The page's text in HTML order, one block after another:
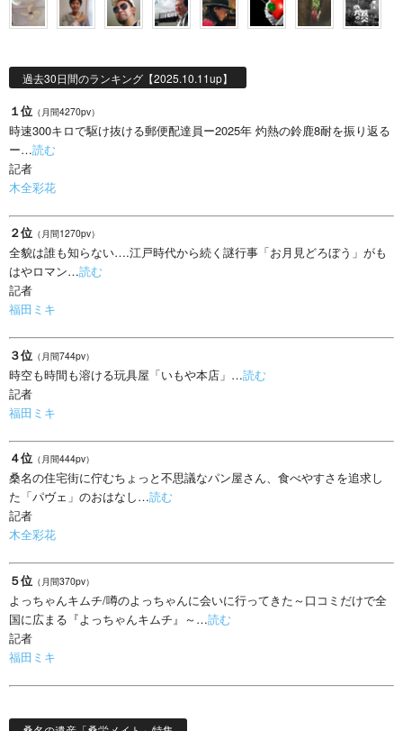
過去30日間のランキング【2025.10.11up】
１位 （月間4270pv）
時速300キロで駆け抜ける郵便配達員ー2025年 灼熱の鈴鹿8耐を振り返る
ー…読む
記者
木全彩花
２位 （月間1270pv）
全貌は誰も知らない….江戸時代から続く謎行事「お月見どろぼう」がも
はやロマン…読む
記者
福田ミキ
３位 （月間744pv）
時空も時間も溶ける玩具屋「いもや本店」…読む
記者
福田ミキ
４位 （月間444pv）
桑名の住宅街に佇むちょっと不思議なパン屋さん、食べやすさを追求し
た「パヴェ」のおはなし…読む
記者
木全彩花
５位 （月間370pv）
よっちゃんキムチ/噂のよっちゃんに会いに行ってきた～口コミだけで全
国に広まる『よっちゃんキムチ』～…読む
記者
福田ミキ